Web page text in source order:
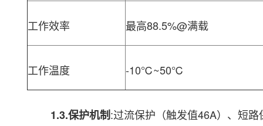
工作效率 最高88.5%@满载
工作温度 -10℃~50℃
1.3.保护机制:过流保护（触发值46A）、短